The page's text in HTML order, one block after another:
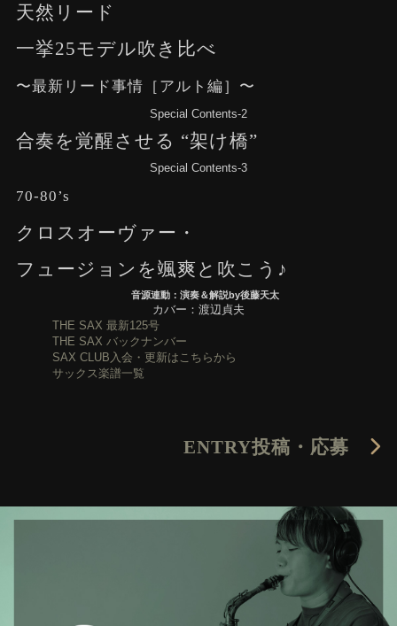
天然リード
一挙25モデル吹き比べ
〜最新リード事情［アルト編］〜
Special Contents-2
合奏を覚醒させる “架け橋”
Special Contents-3
70-80’s
クロスオーヴァー・
フュージョンを颯爽と吹こう♪
音源連動：演奏＆解説by後藤天太
カバー：渡辺貞夫
THE SAX 最新125号
THE SAX バックナンバー
SAX CLUB入会・更新はこちらから
サックス楽譜一覧
ENTRY投稿・応募